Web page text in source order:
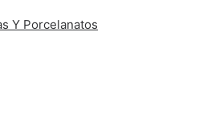
Y Porcelanatos